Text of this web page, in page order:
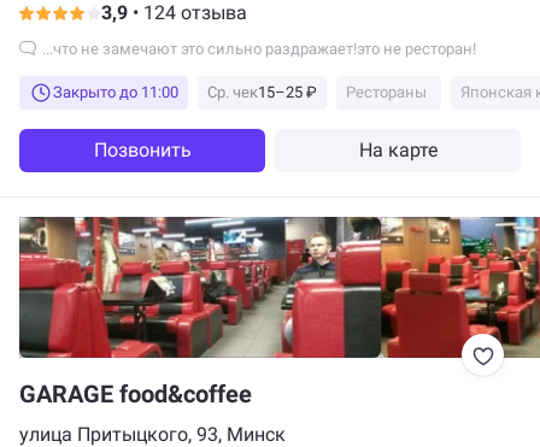
3,9 • 124 отзыва
...что не замечают это сильно раздражает!это не ресторан!
Закрыто до 11:00 Ср. чек15–25 ₽ Рестораны Японская
Позвонить На карте
GARAGE food&coffee
улица Притыцкого, 93, Минск